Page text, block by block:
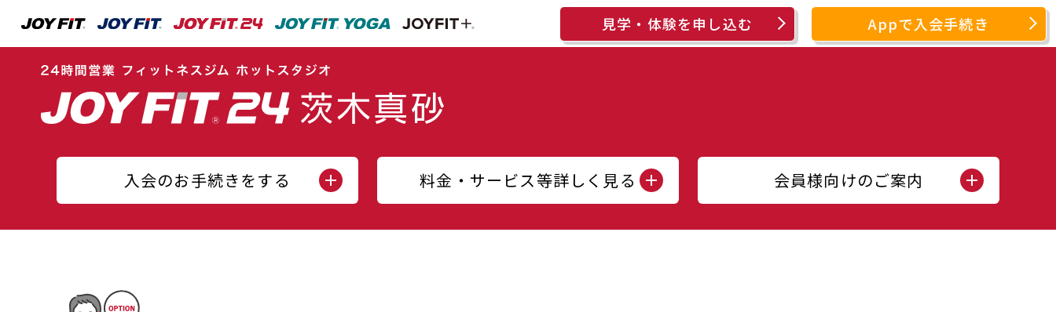
見学・体験を申し込む Appで入会手続き
入会のお手続きをする 料金・サービス等詳しく見る 会員様向けのご案内